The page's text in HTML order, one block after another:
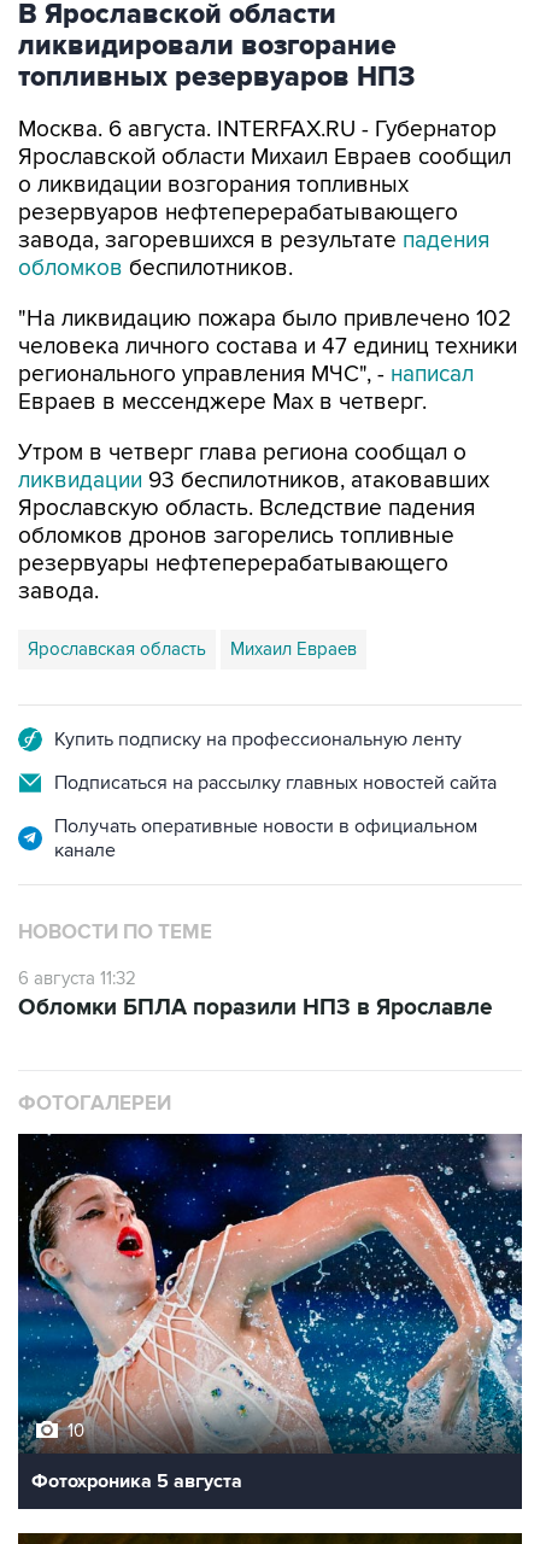
В Ярославской области
ликвидировали возгорание
топливных резервуаров НПЗ
Москва. 6 августа. INTERFAX.RU - Губернатор
Ярославской области Михаил Евраев сообщил
о ликвидации возгорания топливных
резервуаров нефтеперерабатывающего
завода, загоревшихся в результате падения
обломков беспилотников.
"На ликвидацию пожара было привлечено 102
человека личного состава и 47 единиц техники
регионального управления МЧС", - написал
Евраев в мессенджере Мах в четверг.
Утром в четверг глава региона сообщал о
ликвидации 93 беспилотников, атаковавших
Ярославскую область. Вследствие падения
обломков дронов загорелись топливные
резервуары нефтеперерабатывающего
завода.
Ярославская область Михаил Евраев
Купить подписку на профессиональную ленту
Подписаться на рассылку главных новостей сайта
Получать оперативные новости в официальном
канале
НОВОСТИ ПО ТЕМЕ
6 августа 11:32
Обломки БПЛА поразили НПЗ в Ярославле
ФОТОГАЛЕРЕИ
10
Фотохроника 5 августа